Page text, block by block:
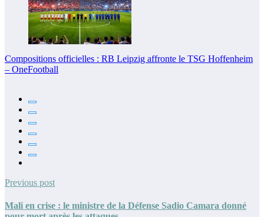
Compositions officielles : RB Leipzig affronte le TSG Hoffenheim
– OneFootball
Previous post
Mali en crise : le ministre de la Défense Sadio Camara donné